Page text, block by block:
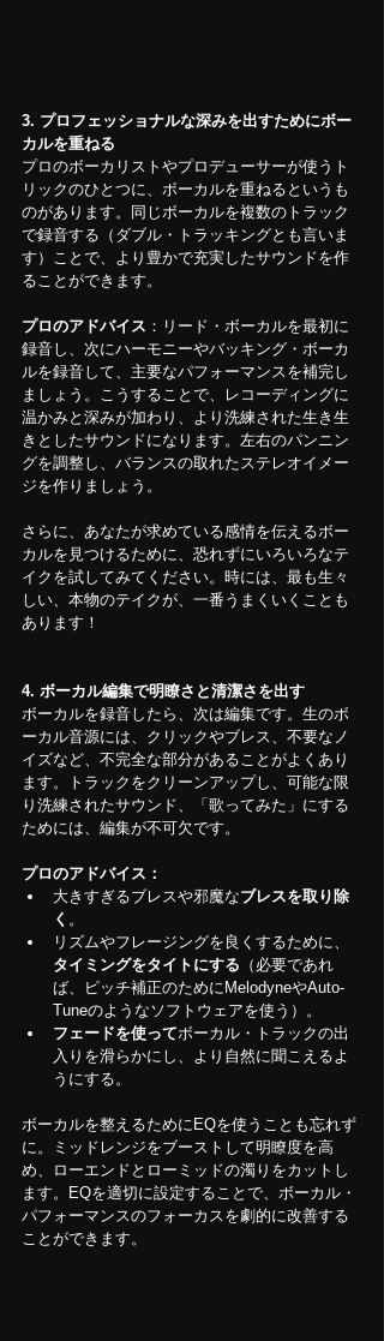
3. プロフェッショナルな深みを出すためにボー
カルを重ねる
プロのボーカリストやプロデューサーが使うト
リックのひとつに、ボーカルを重ねるというも
のがあります。同じボーカルを複数のトラック
で録音する（ダブル・トラッキングとも言いま
す）ことで、より豊かで充実したサウンドを作
ることができます。
プロのアドバイス ：リード・ボーカルを最初に
録音し、次にハーモニーやバッキング・ボーカ
ルを録音して、主要なパフォーマンスを補完し
ましょう。こうすることで、レコーディングに
温かみと深みが加わり、より洗練された生き生
きとしたサウンドになります。左右のパンニン
グを調整し、バランスの取れたステレオイメー
ジを作りましょう。
さらに、あなたが求めている感情を伝えるボー
カルを見つけるために、恐れずにいろいろなテ
イクを試してみてください。時には、最も生々
しい、本物のテイクが、一番うまくいくことも
あります！
4. ボーカル編集で明瞭さと清潔さを出す
ボーカルを録音したら、次は編集です。生のボ
ーカル音源には、クリックやブレス、不要なノ
イズなど、不完全な部分があることがよくあり
ます。トラックをクリーンアップし、可能な限
り洗練されたサウンド、「歌ってみた」にする
ためには、編集が不可欠です。
プロのアドバイス：
大きすぎるブレスや邪魔なブレスを取り除
く 。
リズムやフレージングを良くするために、
タイミングをタイトにする （必要であれ
ば、ピッチ補正のためにMelodyneやAuto-
Tuneのようなソフトウェアを使う）。
フェードを使ってボーカル・トラックの出
入りを滑らかにし、より自然に聞こえるよ
うにする。
ボーカルを整えるためにEQを使うことも忘れず
に。ミッドレンジをブーストして明瞭度を高
め、ローエンドとローミッドの濁りをカットし
ます。EQを適切に設定することで、ボーカル・
パフォーマンスのフォーカスを劇的に改善する
ことができます。